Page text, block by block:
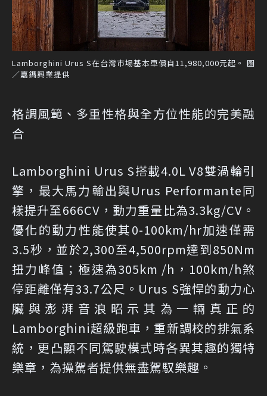
Lamborghini Urus S在台灣市場基本車價自11,980,000元起。 圖
／嘉鎷興業提供
格調風範、多重性格與全方位性能的完美融
合
Lamborghini Urus S搭載4.0L V8雙渦輪引
擎，最大馬力輸出與Urus Performante同
樣提升至666CV，動力重量比為3.3kg/CV。
優化的動力性能使其0-100km/hr加速僅需
3.5秒，並於2,300至4,500rpm達到850Nm
扭力峰值；極速為305km /h，100km/h煞
停距離僅有33.7公尺。Urus S強悍的動力心
臟與澎湃音浪昭示其為一輛真正的
Lamborghini超級跑車，重新調校的排氣系
統，更凸顯不同駕駛模式時各異其趣的獨特
樂章，為操駕者提供無盡駕馭樂趣。